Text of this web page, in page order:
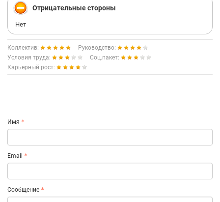
Отрицательные стороны
Нет
Коллектив:
Руководство:
Условия труда:
Соц.пакет:
Карьерный рост:
Имя
Email
Сообщение